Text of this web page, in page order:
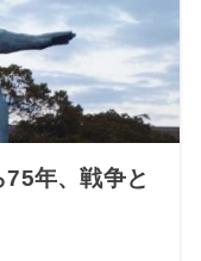
年、戦争と